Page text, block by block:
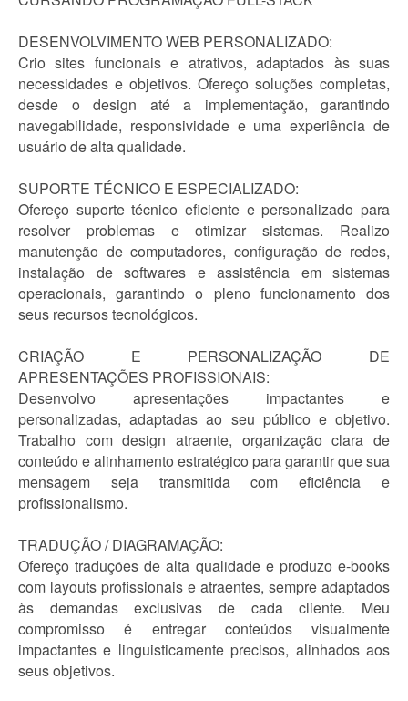
DESENVOLVIMENTO WEB PERSONALIZADO:
Crio sites funcionais e atrativos, adaptados às suas
necessidades e objetivos. Ofereço soluções completas,
desde o design até a implementação, garantindo
navegabilidade, responsividade e uma experiência de
usuário de alta qualidade.
SUPORTE TÉCNICO E ESPECIALIZADO:
Ofereço suporte técnico eficiente e personalizado para
resolver problemas e otimizar sistemas. Realizo
manutenção de computadores, configuração de redes,
instalação de softwares e assistência em sistemas
operacionais, garantindo o pleno funcionamento dos
seus recursos tecnológicos.
CRIAÇÃO E PERSONALIZAÇÃO DE
APRESENTAÇÕES PROFISSIONAIS:
Desenvolvo apresentações impactantes e
personalizadas, adaptadas ao seu público e objetivo.
Trabalho com design atraente, organização clara de
conteúdo e alinhamento estratégico para garantir que sua
mensagem seja transmitida com eficiência e
profissionalismo.
TRADUÇÃO / DIAGRAMAÇÃO:
Ofereço traduções de alta qualidade e produzo e-books
com layouts profissionais e atraentes, sempre adaptados
às demandas exclusivas de cada cliente. Meu
compromisso é entregar conteúdos visualmente
impactantes e linguisticamente precisos, alinhados aos
seus objetivos.